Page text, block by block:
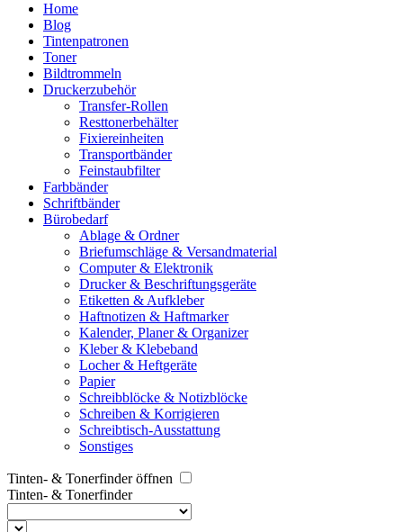
Home
Blog
Tintenpatronen
Toner
Bildtrommeln
Druckerzubehör
Transfer-Rollen
Resttonerbehälter
Fixiereinheiten
Transportbänder
Feinstaubfilter
Farbbänder
Schriftbänder
Bürobedarf
Ablage & Ordner
Briefumschläge & Versandmaterial
Computer & Elektronik
Drucker & Beschriftungsgeräte
Etiketten & Aufkleber
Haftnotizen & Haftmarker
Kalender, Planer & Organizer
Kleber & Klebeband
Locher & Heftgeräte
Papier
Schreibblöcke & Notizblöcke
Schreiben & Korrigieren
Schreibtisch-Ausstattung
Sonstiges
Tinten- & Tonerfinder öffnen
Tinten- & Tonerfinder